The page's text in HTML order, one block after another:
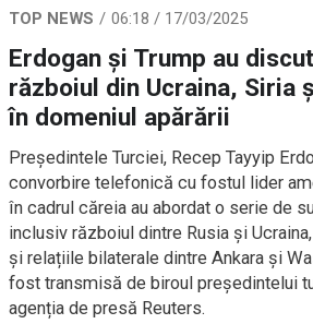
TOP NEWS 06:18 / 17/03/2025
Erdogan și Trump au
războiul din Ucraina, Siria
în domeniul apărării
Președintele Turciei, Recep Tayyip
convorbire telefonică cu fostul lider
în cadrul căreia au abordat o serie de
inclusiv războiul dintre Rusia și
și relațiile bilaterale dintre Ankara și
fost transmisă de biroul președintelui
agenția de presă Reuters.